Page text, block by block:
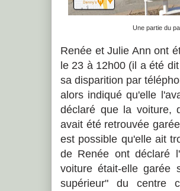
Une partie du
Renée et Julie Ann ont
le 23 à 12h00 (il a été
sa disparition par
alors indiqué qu'elle
déclaré que la voiture,
avait été retrouvée
est possible qu'elle ait
de Renée ont déclaré
voiture était-elle garée
supérieur" du centre